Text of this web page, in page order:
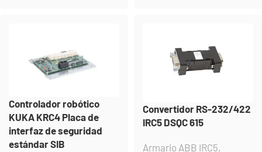
Controlador robótico
KUKA KRC4 Placa de
interfaz de seguridad
estándar SIB
Convertidor RS-232/422
IRC5 DSQC 615
Armario ABB IRC5,